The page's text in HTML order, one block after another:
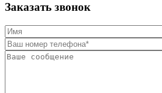
Заказать звонок